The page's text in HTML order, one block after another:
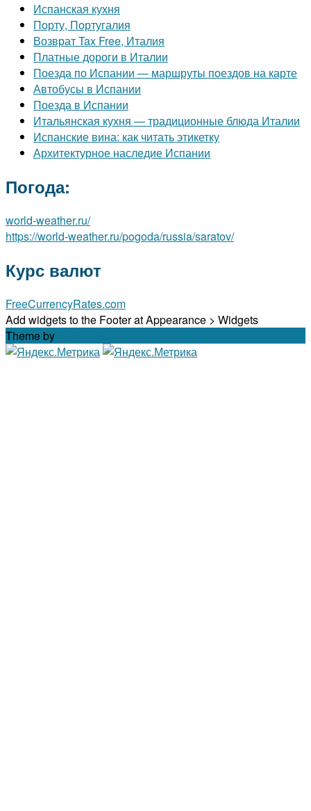
Испанская кухня
Порту, Португалия
Возврат Tax Free, Италия
Платные дороги в Италии
Поезда по Испании — маршруты поездов на карте
Автобусы в Испании
Поезда в Испании
Итальянская кухня — традиционные блюда Италии
Испанские вина: как читать этикетку
Архитектурное наследие Испании
Погода:
world-weather.ru/
https://world-weather.ru/pogoda/russia/saratov/
Курс валют
FreeCurrencyRates.com
Add widgets to the Footer at Appearance > Widgets
Theme by